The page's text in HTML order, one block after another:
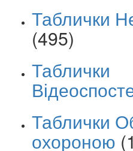
Таблички
(495)
Таблички
Таблички
охороною